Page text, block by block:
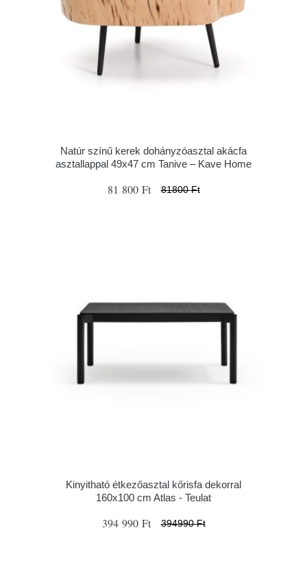
Natúr színű kerek dohányzóasztal akácfa
asztallappal 49x47 cm Tanive – Kave Home
81 800 Ft 81800 Ft
Kinyitható étkezőasztal kőrisfa dekorral
160x100 cm Atlas - Teulat
394 990 Ft 394990 Ft